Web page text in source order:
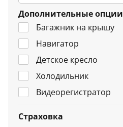
Дополнительные опции
Багажник на крышу
Навигатор
Детское кресло
Холодильник
Видеорегистратор
Страховка